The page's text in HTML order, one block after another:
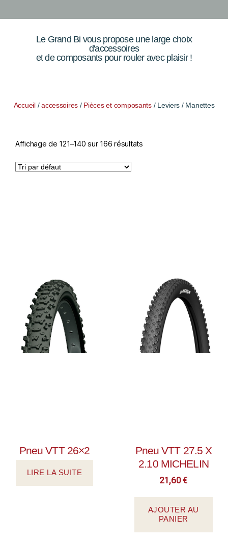
Le Grand Bi vous propose une large choix
d'accessoires
et de composants pour rouler avec plaisir !
Accueil/accessoires / Pièces et composants/ Leviers / Manettes
Affichage de 121–140 sur 166 résultats
Pneu VTT 26×2
LIRE LA SUITE
Pneu VTT 27.5 X
2.10 MICHELIN
21,60€
AJOUTER AU
PANIER